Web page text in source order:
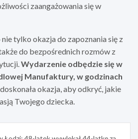
zaangażowania się w
tylko okazja do zapoznania się z
do bezpośrednich rozmów z
Wydarzenie odbędzie się w
Manufaktury, w godzinach
doskonała okazja, aby odkryć, jakie
Twojego dziecka.